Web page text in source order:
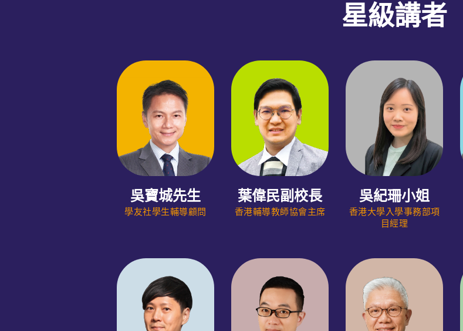
星級講者
吳寶城先生
學友社學生輔導顧問
葉偉民副校長
香港輔導教師協會主席
吳紀珊小姐
香港大學入學事務部項
目經理